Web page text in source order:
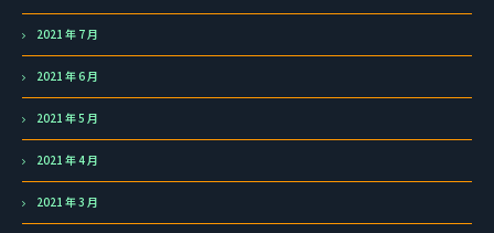
2021 年 7 月
2021 年 6 月
2021 年 5 月
2021 年 4 月
2021 年 3 月